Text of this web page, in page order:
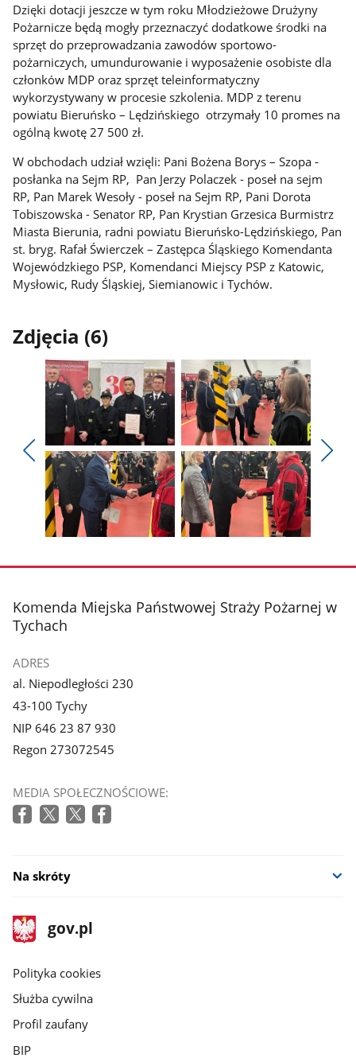
Dzięki dotacji jeszcze w tym roku Młodzieżowe Drużyny
Pożarnicze będą mogły przeznaczyć dodatkowe środki na
sprzęt do przeprowadzania zawodów sportowo-
pożarniczych, umundurowanie i wyposażenie osobiste dla
członków MDP oraz sprzęt teleinformatyczny
wykorzystywany w procesie szkolenia. MDP z terenu
powiatu Bieruńsko – Lędzińskiego otrzymały 10 promes na
ogólną kwotę 27 500 zł.
W obchodach udział wzięli: Pani Bożena Borys – Szopa -
posłanka na Sejm RP, Pan Jerzy Polaczek - poseł na sejm
RP, Pan Marek Wesoły - poseł na Sejm RP, Pani Dorota
Tobiszowska - Senator RP, Pan Krystian Grzesica Burmistrz
Miasta Bierunia, radni powiatu Bieruńsko-Lędzińskiego, Pan
st. bryg. Rafał Świerczek – Zastępca Śląskiego Komendanta
Wojewódzkiego PSP, Komendanci Miejscy PSP z Katowic,
Mysłowic, Rudy Śląskiej, Siemianowic i Tychów.
Zdjęcia (6)
Pokaż
poprzednie
zdjęcia
Pokaż
zdjęcie
1
z
galerii.
Pokaż
zdjęcie
2
z
galerii.
zdjęcie
galerii.
zdjęcie
galerii.
stopka
Komenda Miejska Państwowej Straży Pożarnej w
Tychach
ADRES
al. Niepodległości 230
43-100 Tychy
NIP 646 23 87 930
Regon 273072545
MEDIA SPOŁECZNOŚCIOWE:
Na skróty
stopka
gov.pl
Strona
gov.pl
gov.pl
Polityka cookies
Służba cywilna
Profil zaufany
BIP